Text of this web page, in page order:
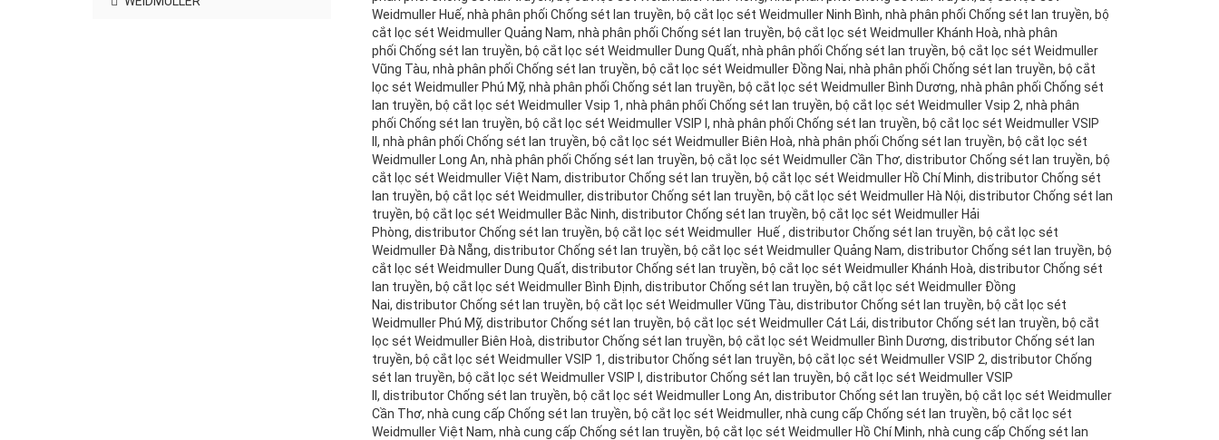
Weidmuller Huế, nhà phân phối Chống sét lan truyền, bộ cắt lọc sét Weidmuller Ninh Bình, nhà phân phối Chống sét lan truyền, bộ
cắt lọc sét Weidmuller Quảng Nam, nhà phân phối Chống sét lan truyền, bộ cắt lọc sét Weidmuller Khánh Hoà, nhà phân
phối Chống sét lan truyền, bộ cắt lọc sét Weidmuller Dung Quất, nhà phân phối Chống sét lan truyền, bộ cắt lọc sét Weidmuller
Vũng Tàu, nhà phân phối Chống sét lan truyền, bộ cắt lọc sét Weidmuller Đồng Nai, nhà phân phối Chống sét lan truyền, bộ cắt
lọc sét Weidmuller Phú Mỹ, nhà phân phối Chống sét lan truyền, bộ cắt lọc sét Weidmuller Bình Dương, nhà phân phối Chống sét
lan truyền, bộ cắt lọc sét Weidmuller Vsip 1, nhà phân phối Chống sét lan truyền, bộ cắt lọc sét Weidmuller Vsip 2, nhà phân
phối Chống sét lan truyền, bộ cắt lọc sét Weidmuller VSIP I, nhà phân phối Chống sét lan truyền, bộ cắt lọc sét Weidmuller VSIP
II, nhà phân phối Chống sét lan truyền, bộ cắt lọc sét Weidmuller Biên Hoà, nhà phân phối Chống sét lan truyền, bộ cắt lọc sét
Weidmuller Long An, nhà phân phối Chống sét lan truyền, bộ cắt lọc sét Weidmuller Cần Thơ, distributor Chống sét lan truyền, bộ
cắt lọc sét Weidmuller Việt Nam, distributor Chống sét lan truyền, bộ cắt lọc sét Weidmuller Hồ Chí Minh, distributor Chống sét
lan truyền, bộ cắt lọc sét Weidmuller, distributor Chống sét lan truyền, bộ cắt lọc sét Weidmuller Hà Nội, distributor Chống sét lan
truyền, bộ cắt lọc sét Weidmuller Bắc Ninh, distributor Chống sét lan truyền, bộ cắt lọc sét Weidmuller Hải
Phòng, distributor Chống sét lan truyền, bộ cắt lọc sét Weidmuller Huế , distributor Chống sét lan truyền, bộ cắt lọc sét
Weidmuller Đà Nẵng, distributor Chống sét lan truyền, bộ cắt lọc sét Weidmuller Quảng Nam, distributor Chống sét lan truyền, bộ
cắt lọc sét Weidmuller Dung Quất, distributor Chống sét lan truyền, bộ cắt lọc sét Weidmuller Khánh Hoà, distributor Chống sét
lan truyền, bộ cắt lọc sét Weidmuller Bình Định, distributor Chống sét lan truyền, bộ cắt lọc sét Weidmuller Đồng
Nai, distributor Chống sét lan truyền, bộ cắt lọc sét Weidmuller Vũng Tàu, distributor Chống sét lan truyền, bộ cắt lọc sét
Weidmuller Phú Mỹ, distributor Chống sét lan truyền, bộ cắt lọc sét Weidmuller Cát Lái, distributor Chống sét lan truyền, bộ cắt
lọc sét Weidmuller Biên Hoà, distributor Chống sét lan truyền, bộ cắt lọc sét Weidmuller Bình Dương, distributor Chống sét lan
truyền, bộ cắt lọc sét Weidmuller VSIP 1, distributor Chống sét lan truyền, bộ cắt lọc sét Weidmuller VSIP 2, distributor Chống
sét lan truyền, bộ cắt lọc sét Weidmuller VSIP I, distributor Chống sét lan truyền, bộ cắt lọc sét Weidmuller VSIP
II, distributor Chống sét lan truyền, bộ cắt lọc sét Weidmuller Long An, distributor Chống sét lan truyền, bộ cắt lọc sét Weidmuller
Cần Thơ, nhà cung cấp Chống sét lan truyền, bộ cắt lọc sét Weidmuller, nhà cung cấp Chống sét lan truyền, bộ cắt lọc sét
Weidmuller Việt Nam, nhà cung cấp Chống sét lan truyền, bộ cắt lọc sét Weidmuller Hồ Chí Minh, nhà cung cấp Chống sét lan